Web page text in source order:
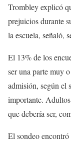
Trombley explicó
prejuicios durante
la escuela, señaló,
El 13% de los
ser una parte muy
admisión, según el
importante.
que debería ser,
El sondeo